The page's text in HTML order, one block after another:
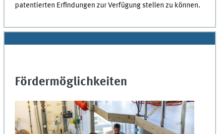
patentierten Erfindungen zur Verfügung stellen zu können.
Fördermöglichkeiten